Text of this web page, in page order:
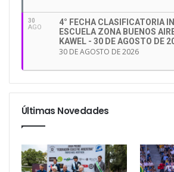
30
AGO
4° FECHA CLASIFICATORIA
ESCUELA ZONA BUENOS
KAWEL - 30 DE AGOSTO DE
30 DE AGOSTO DE 2026
Últimas Novedades